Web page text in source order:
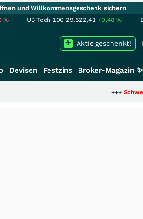
und Willkommensgeschenk sichern.
% US Tech 100 29.522,41 +0,48%
Aktie geschenkt!
Devisen Festzins Broker-Magazin ✨
Schwere